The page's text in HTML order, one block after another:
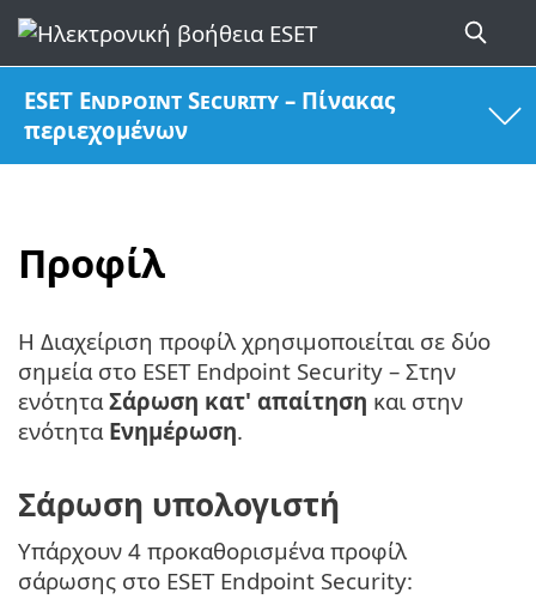
ESET Endpoint Security – Πίνακας
περιεχομένων
Προφίλ
Η Διαχείριση προφίλ χρησιμοποιείται σε δύο
σημεία στο ESET Endpoint Security – Στην
ενότηταΣάρωση κατ' απαίτηση και στην
ενότητα Ενημέρωση.
Σάρωση υπολογιστή
Υπάρχουν 4 προκαθορισμένα προφίλ
σάρωσης στο ESET Endpoint Security: